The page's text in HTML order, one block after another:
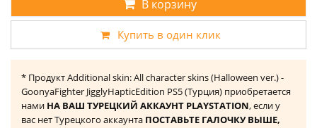
В корзину
Купить в один клик
* Продукт Additional skin: All character skins (Halloween ver.) -
GoonyaFighter JigglyHapticEdition PS5 (Турция) приобретается
нами НА ВАШ ТУРЕЦКИЙ АККАУНТ PLAYSTATION, если у
вас нет Турецкого аккаунта ПОСТАВЬТЕ ГАЛОЧКУ ВЫШЕ,